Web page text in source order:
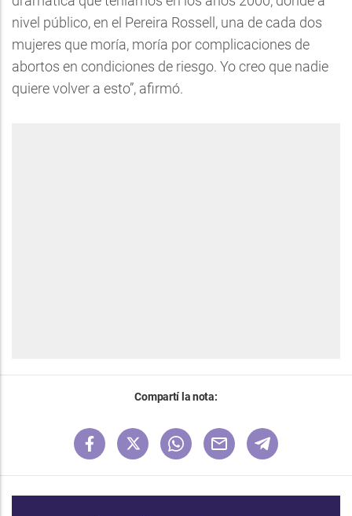
nivel público, en el Pereira Rossell, una de cada dos
mujeres que moría, moría por complicaciones de
abortos en condiciones de riesgo. Yo creo que nadie
quiere volver a esto”, afirmó.
Compartí la nota: